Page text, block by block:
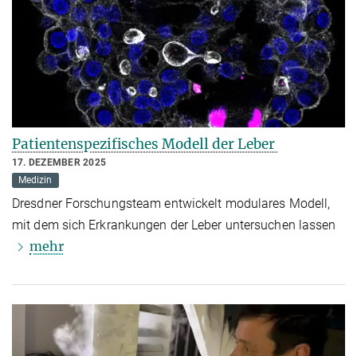
Patientenspezifisches Modell der Leber
17. DEZEMBER 2025
Medizin
Dresdner Forschungsteam entwickelt modulares Modell,
mit dem sich Erkrankungen der Leber untersuchen lassen
mehr